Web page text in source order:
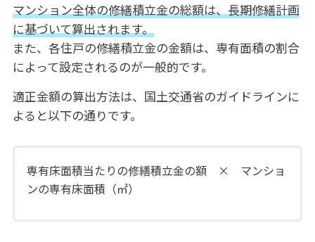
マンション全体の修繕積立金の総額は、長期修繕計画
に基づいて算出されます。
また、各住戸の修繕積立金の金額は、専有面積の割合
によって設定されるのが一般的です。
適正金額の算出方法は、国土交通省のガイドラインに
よると以下の通りです。
専有床面積当たりの修繕積立金の額 × マンショ
ンの専有床面積（㎡）